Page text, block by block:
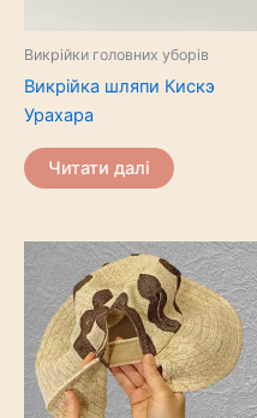
Викрійки головних уборів
Викрійка шляпи Кискэ
Урахара
Читати далі